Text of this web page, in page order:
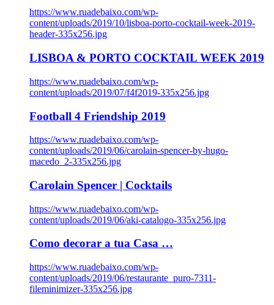
https://www.ruadebaixo.com/wp-
content/uploads/2019/10/lisboa-porto-cocktail-week-2019-
header-335x256.jpg
LISBOA & PORTO COCKTAIL WEEK 2019
https://www.ruadebaixo.com/wp-
content/uploads/2019/07/f4f2019-335x256.jpg
Football 4 Friendship 2019
https://www.ruadebaixo.com/wp-
content/uploads/2019/06/carolain-spencer-by-hugo-
macedo_2-335x256.jpg
Carolain Spencer | Cocktails
https://www.ruadebaixo.com/wp-
content/uploads/2019/06/aki-catalogo-335x256.jpg
Como decorar a tua Casa …
https://www.ruadebaixo.com/wp-
content/uploads/2019/06/restaurante_puro-7311-
fileminimizer-335x256.jpg